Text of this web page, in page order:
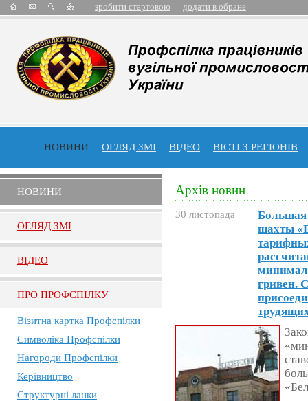
зробити стартовою додати в обране
НОВИНИ ОГЛЯД ЗМІ ВІДЕО ВІСТІ З РЕГІОНІВ
НОВИНИ
ОГЛЯД ЗМI
ВIДЕО
ПРО ПРОФСПIЛКУ
Візитна картка Профспілки
Символіка Профспілки
Нагороди Профспілки
Керівництво
Структурні ланки
Архів новин
30 листопада
Большая
шахты
гривен.